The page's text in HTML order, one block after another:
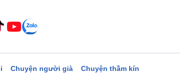
Chuyện người già Chuyện thầm kín